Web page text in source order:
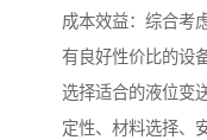
成本效益：综合考
有良好性价比的设备
选择适合的液位变
定性、材料选择、